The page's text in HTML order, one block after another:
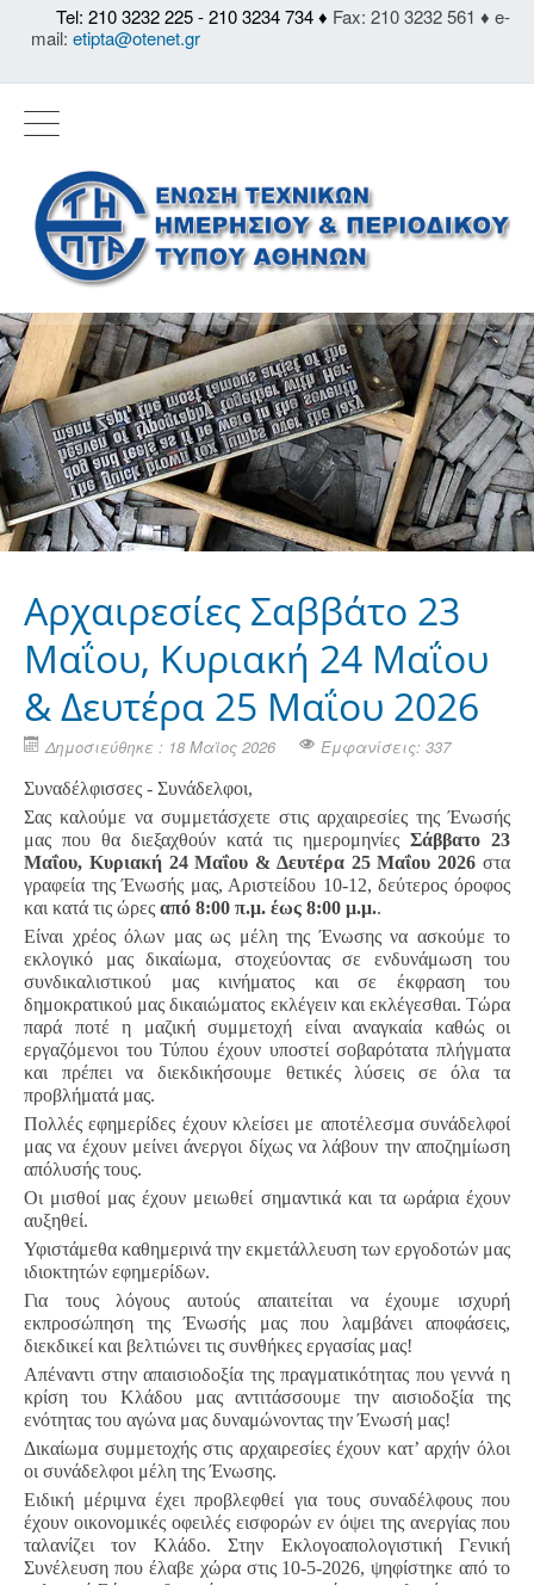
Tel: 210 3232 225 - 210 3234 734 ♦ Fax: 210 3232 561 ♦ e-
mail: etipta@otenet.gr
Αρχαιρεσίες Σαββάτο 23
Μαΐου, Κυριακή 24 Μαΐου
& Δευτέρα 25 Μαΐου 2026
Δημοσιεύθηκε : 18 Μαϊος 2026 Εμφανίσεις: 337
Συναδέλφισσες - Συνάδελφοι,
Σας καλούμε να συμμετάσχετε στις αρχαιρεσίες της Ένωσής
μας που θα διεξαχθούν κατά τις ημερομηνίες Σάββατο 23
Μαΐου, Κυριακή 24 Μαΐου & Δευτέρα 25 Μαΐου 2026 στα
γραφεία της Ένωσής μας, Αριστείδου 10-12, δεύτερος όροφος
και κατά τις ώρες από 8:00 π.μ. έως 8:00 μ.μ..
Είναι χρέος όλων μας ως μέλη της Ένωσης να ασκούμε το
εκλογικό μας δικαίωμα, στοχεύοντας σε ενδυνάμωση του
συνδικαλιστικού μας κινήματος και σε έκφραση του
δημοκρατικού μας δικαιώματος εκλέγειν και εκλέγεσθαι. Τώρα
παρά ποτέ η μαζική συμμετοχή είναι αναγκαία καθώς οι
εργαζόμενοι του Τύπου έχουν υποστεί σοβαρότατα πλήγματα
και πρέπει να διεκδικήσουμε θετικές λύσεις σε όλα τα
προβλήματά μας.
Πολλές εφημερίδες έχουν κλείσει με αποτέλεσμα συνάδελφοί
μας να έχουν μείνει άνεργοι δίχως να λάβουν την αποζημίωση
απόλυσής τους.
Οι μισθοί μας έχουν μειωθεί σημαντικά και τα ωράρια έχουν
αυξηθεί.
Υφιστάμεθα καθημερινά την εκμετάλλευση των εργοδοτών μας
ιδιοκτητών εφημερίδων.
Για τους λόγους αυτούς απαιτείται να έχουμε ισχυρή
εκπροσώπηση της Ένωσής μας που λαμβάνει αποφάσεις,
διεκδικεί και βελτιώνει τις συνθήκες εργασίας μας!
Απέναντι στην απαισιοδοξία της πραγματικότητας που γεννά η
κρίση του Kλάδου μας αντιτάσσουμε την αισιοδοξία της
ενότητας του αγώνα μας δυναμώνοντας την Ένωσή μας!
Δικαίωμα συμμετοχής στις αρχαιρεσίες έχουν κατ’ αρχήν όλοι
οι συνάδελφοι μέλη της Ένωσης.
Ειδική μέριμνα έχει προβλεφθεί για τους συναδέλφους που
έχουν οικονομικές οφειλές εισφορών εν όψει της ανεργίας που
ταλανίζει τον Kλάδο. Στην Εκλογοαπολογιστική Γενική
Συνέλευση που έλαβε χώρα στις 10-5-2026, ψηφίστηκε από το